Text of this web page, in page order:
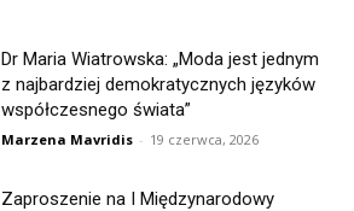
Dr Maria Wiatrowska: „Moda jest jednym
z najbardziej demokratycznych języków
współczesnego świata”
Marzena Mavridis - 19 czerwca, 2026
Zaproszenie na I Międzynarodowy